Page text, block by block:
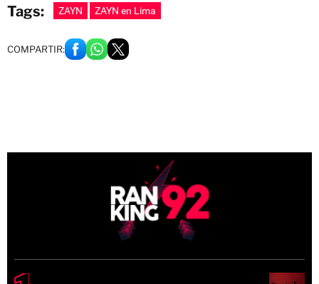
Tags: ZAYN ZAYN en Lima
COMPARTIR: